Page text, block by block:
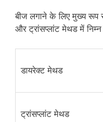
बीज लगाने के लिए मुख्य रूप
और ट्रांसप्लांट मेथड में